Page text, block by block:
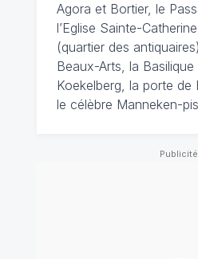
Agora et Bortier, le
l’Eglise Sainte-
(quartier des
Beaux-Arts, la
Koekelberg, la porte de
le célèbre Manneken-